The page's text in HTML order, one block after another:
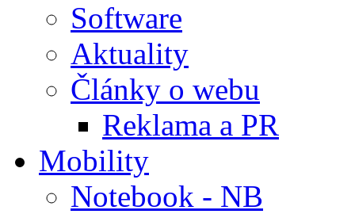
Software
Aktuality
Články o webu
Reklama a PR
Mobility
Notebook - NB